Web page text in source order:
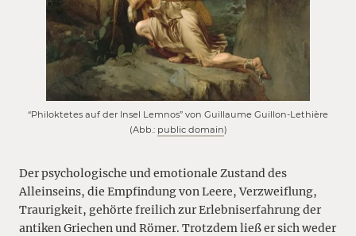
“Philoktetes auf der Insel Lemnos” von Guillaume Guillon-Lethière
(Abb.: public domain)
Der psychologische und emotionale Zustand des
Alleinseins, die Empfindung von Leere, Verzweiflung,
Traurigkeit, gehörte freilich zur Erlebniserfahrung der
antiken Griechen und Römer. Trotzdem ließ er sich weder